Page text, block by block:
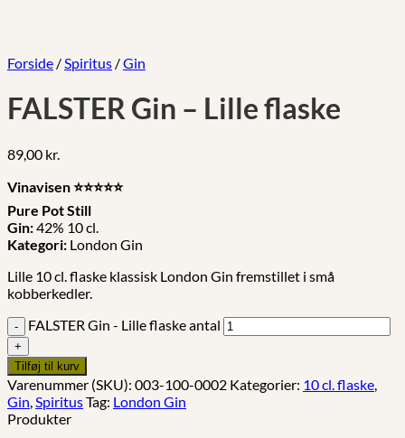
Forside /Spiritus /Gin
FALSTER Gin – Lille flaske
89,00 kr.
Vinavisen⭐️⭐️⭐️⭐️⭐️
Pure Pot Still
Gin:42% 10 cl.
Kategori: London Gin
Lille 10 cl. flaske klassisk London Gin fremstillet i små
kobberkedler.
FALSTER Gin - Lille flaske antal
Tilføj til kurv
Varenummer (SKU): 003-100-0002 Kategorier: 10 cl. flaske,
Gin,SpiritusTag: London Gin
Produkter